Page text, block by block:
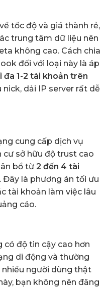
tốc độ và giá thành rẻ,
trung tâm dữ liệu nên
không cao. Cách chia
đối với loại này là áp
đa 1-2 tài khoản trên
nick, dải IP server rất dễ
cung cấp dịch vụ
cư sở hữu độ trust cao
bổ từ 2 đến 4 tài
. Đây là phương án tối ưu
tài khoản làm việc lâu
cáo.
có độ tin cậy cao hơn
di động và thường
người dùng thật
bạn không nên đăng